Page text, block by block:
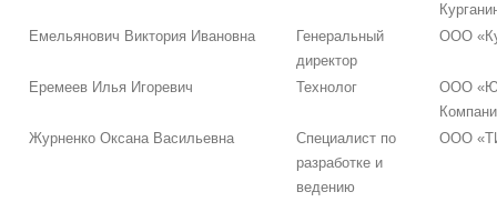
Емельянович Виктория Ивановна
Генеральный
директор
ООО
Еремеев Илья Игоревич Технолог
ООО
Журненко Оксана Васильевна
Специалист по
разработке и
ведению
ООО